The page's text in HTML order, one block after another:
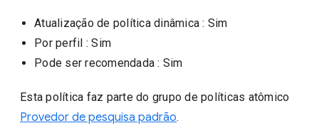
Atualização de política dinâmica : Sim
Por perfil : Sim
Pode ser recomendada : Sim
Esta política faz parte do grupo de políticas atômico
Provedor de pesquisa padrão.